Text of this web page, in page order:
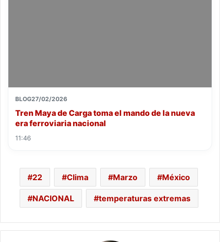
BLOG27/02/2026
Tren Maya de Carga toma el mando de la nueva
era ferroviaria nacional
11:46
22 Clima Marzo México
NACIONAL temperaturas extremas